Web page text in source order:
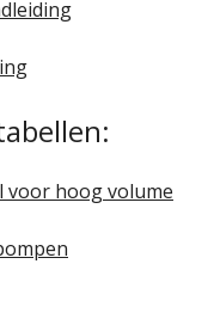
voor hoog volume